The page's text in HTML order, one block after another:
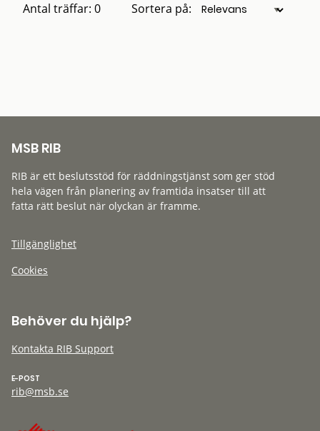
Antal träffar: 0 Sortera på:
MSB RIB
RIB är ett beslutsstöd för räddningstjänst som ger stöd
hela vägen från planering av framtida insatser till att
fatta rätt beslut när olyckan är framme.
Tillgänglighet
Cookies
Behöver du hjälp?
Kontakta RIB Support
E-POST
rib@msb.se